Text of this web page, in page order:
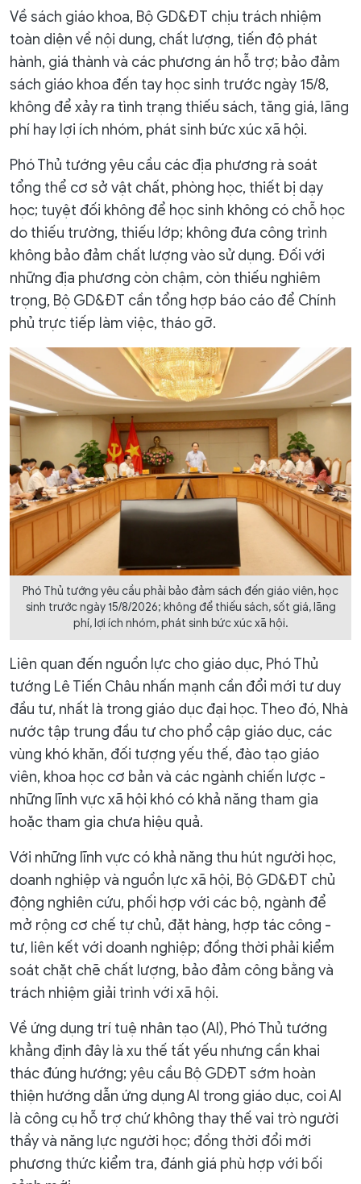
Về sách giáo khoa, Bộ GD&ĐT chịu trách nhiệm
toàn diện về nội dung, chất lượng, tiến độ phát
hành, giá thành và các phương án hỗ trợ; bảo đảm
sách giáo khoa đến tay học sinh trước ngày 15/8,
không để xảy ra tình trạng thiếu sách, tăng giá, lãng
phí hay lợi ích nhóm, phát sinh bức xúc xã hội.
Phó Thủ tướng yêu cầu các địa phương rà soát
tổng thể cơ sở vật chất, phòng học, thiết bị dạy
học; tuyệt đối không để học sinh không có chỗ học
do thiếu trường, thiếu lớp; không đưa công trình
không bảo đảm chất lượng vào sử dụng. Đối với
những địa phương còn chậm, còn thiếu nghiêm
trọng, Bộ GD&ĐT cần tổng hợp báo cáo để Chính
phủ trực tiếp làm việc, tháo gỡ.
Phó Thủ tướng yêu cầu phải bảo đảm sách đến giáo viên, học
sinh trước ngày 15/8/2026; không để thiếu sách, sốt giá, lãng
phí, lợi ích nhóm, phát sinh bức xúc xã hội.
Liên quan đến nguồn lực cho giáo dục, Phó Thủ
tướng Lê Tiến Châu nhấn mạnh cần đổi mới tư duy
đầu tư, nhất là trong giáo dục đại học. Theo đó, Nhà
nước tập trung đầu tư cho phổ cập giáo dục, các
vùng khó khăn, đối tượng yếu thế, đào tạo giáo
viên, khoa học cơ bản và các ngành chiến lược -
những lĩnh vực xã hội khó có khả năng tham gia
hoặc tham gia chưa hiệu quả.
Với những lĩnh vực có khả năng thu hút người học,
doanh nghiệp và nguồn lực xã hội, Bộ GD&ĐT chủ
động nghiên cứu, phối hợp với các bộ, ngành để
mở rộng cơ chế tự chủ, đặt hàng, hợp tác công -
tư, liên kết với doanh nghiệp; đồng thời phải kiểm
soát chặt chẽ chất lượng, bảo đảm công bằng và
trách nhiệm giải trình với xã hội.
Về ứng dụng trí tuệ nhân tạo (AI), Phó Thủ tướng
khẳng định đây là xu thế tất yếu nhưng cần khai
thác đúng hướng; yêu cầu Bộ GDĐT sớm hoàn
thiện hướng dẫn ứng dụng AI trong giáo dục, coi AI
là công cụ hỗ trợ chứ không thay thế vai trò người
thầy và năng lực người học; đồng thời đổi mới
phương thức kiểm tra, đánh giá phù hợp với bối